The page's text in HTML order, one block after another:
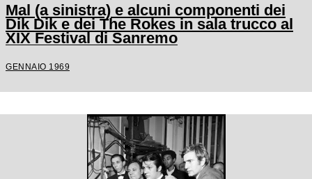
Mal (a sinistra) e alcuni componenti dei
Dik Dik e dei The Rokes in sala trucco al
XIX Festival di Sanremo
GENNAIO 1969